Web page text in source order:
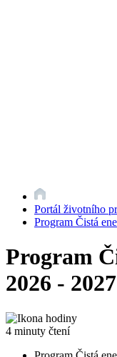
Portál životního
Program Čistá
Program
2026 - 2027
4 minuty čtení